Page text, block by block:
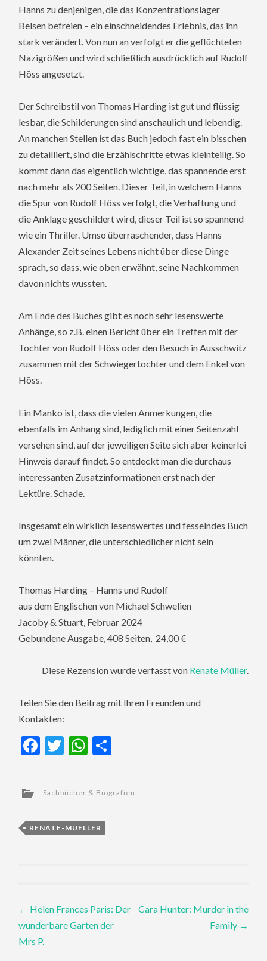
Hanns zu denjenigen, die das Konzentrationslager
Belsen befreien – ein einschneidendes Erlebnis, das ihn
stark verändert. Von nun an verfolgt er die geflüchteten
Nazigrößen und wird schließlich ausdrücklich auf Rudolf
Höss angesetzt.
Der Schreibstil von Thomas Harding ist gut und flüssig
lesbar, die Schilderungen sind anschaulich und lebendig.
An manchen Stellen ist das Buch jedoch fast ein bisschen
zu detailliert, sind die Erzählschritte etwas kleinteilig. So
kommt dann das eigentlich wichtige, das spannende erst
nach mehr als 200 Seiten. Dieser Teil, in welchem Hanns
die Spur von Rudolf Höss verfolgt, die Verhaftung und
die Anklage geschildert wird, dieser Teil ist so spannend
wie ein Thriller. Umso überraschender, dass Hanns
Alexander Zeit seines Lebens nicht über diese Dinge
sprach, so dass, wie oben erwähnt, seine Nachkommen
davon nichts wussten.
Am Ende des Buches gibt es noch sehr lesenswerte
Anhänge, so z.B. einen Bericht über ein Treffen mit der
Tochter von Rudolf Höss oder den Besuch in Ausschwitz
zusammen mit der Schwiegertochter und dem Enkel von
Höss.
Ein Manko ist, dass die vielen Anmerkungen, die
ebenfalls im Anhang sind, lediglich mit einer Seitenzahl
versehen sind, auf der jeweiligen Seite sich aber keinerlei
Hinweis darauf findet. So entdeckt man die durchaus
interessanten Zusatzinformationen erst nach der
Lektüre. Schade.
Insgesamt ein wirklich lesenswertes und fesselndes Buch
um zwei Männer, die unterschiedlicher nicht sein
könnten.
Thomas Harding – Hanns und Rudolf
aus dem Englischen von Michael Schwelien
Jacoby & Stuart, Februar 2024
Gebundene Ausgabe, 408 Seiten, 24,00 €
Diese Rezension wurde verfasst von Renate Müller.
Teilen Sie den Beitrag mit Ihren Freunden und
Kontakten:
Facebook
TwitterWhatsApp
Sachbücher & Biografien
RENATE-MUELLER
Post
navigation
← Helen Frances Paris: Der
wunderbare Garten der
Mrs P.
Cara Hunter: Murder in the
Family →